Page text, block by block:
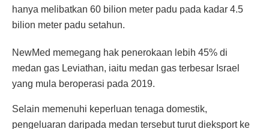
hanya melibatkan 60 bilion meter padu pada kadar 4.5
bilion meter padu setahun.
NewMed memegang hak penerokaan lebih 45% di
medan gas Leviathan, iaitu medan gas terbesar Israel
yang mula beroperasi pada 2019.
Selain memenuhi keperluan tenaga domestik,
pengeluaran daripada medan tersebut turut dieksport ke